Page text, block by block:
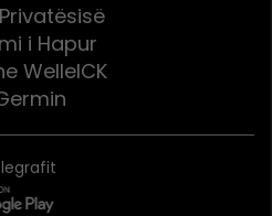
i Hapur
WelleICK